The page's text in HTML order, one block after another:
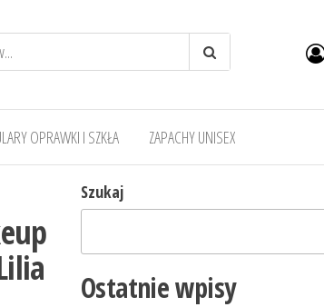
OPRAWKI I SZKŁA ZAPACHY UNISEX
Szukaj
Ostatnie wpisy